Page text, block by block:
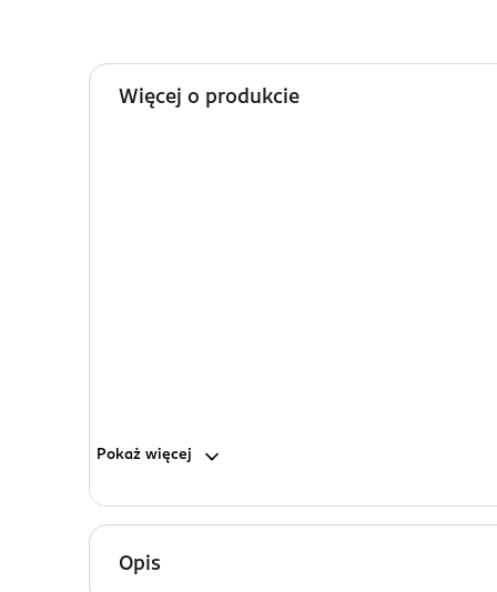
Więcej o produkcie
Pokaż więcej
Opis